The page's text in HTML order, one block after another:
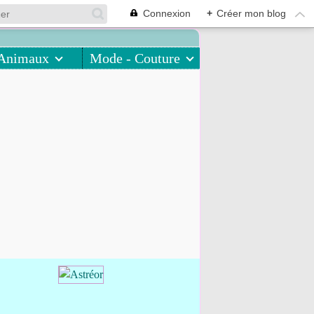
Connexion + Créer mon blog
Mode - Couture